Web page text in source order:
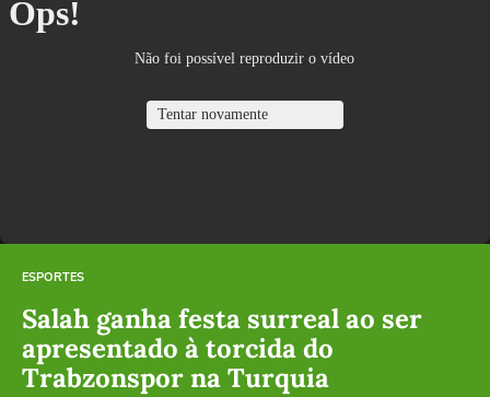
ESPORTES
Salah ganha festa surreal ao ser
apresentado à torcida do
Trabzonspor na Turquia